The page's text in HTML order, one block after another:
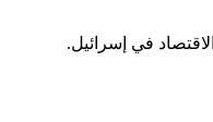
في إسرائيل.